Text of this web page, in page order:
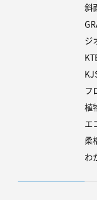
斜
ジ
フ
植
エ
柔
わ